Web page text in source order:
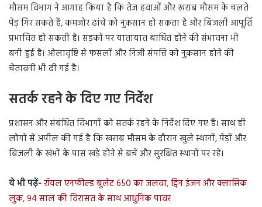
मौसम विभाग ने आगाह किया है कि तेज हवाओं और खराब मौसम के चलते
पेड़ गिर सकते हैं, कमजोर ढांचे को नुकसान हो सकता है और बिजली आपूर्ति
प्रभावित हो सकती है। सड़कों पर यातायात बाधित होने की संभावना भी
बनी हुई है। ओलावृष्टि से फसलों और निजी संपत्ति को नुकसान होने की
चेतावनी भी दी गई है।
सतर्क रहने के दिए गए निर्देश
प्रशासन और संबंधित विभागों को सतर्क रहने के निर्देश दिए गए हैं। साथ ही
लोगों से अपील की गई है कि खराब मौसम के दौरान खुले स्थानों, पेड़ों और
बिजली के खंभों के पास खड़े होने से बचें और सुरक्षित स्थानों पर रहें।
ये भी पढ़ें-रॉयल एनफील्ड बुलेट 650 का जलवा, ट्विन इंजन और क्लासिक
लुक, 94 साल की विरासत के साथ आधुनिक पावर